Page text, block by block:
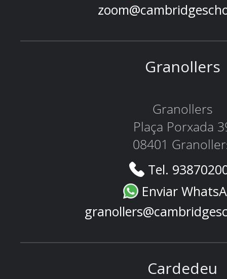
Granollers
Granollers
Plaça Porxada
08401
Tel.
Enviar
Cardedeu